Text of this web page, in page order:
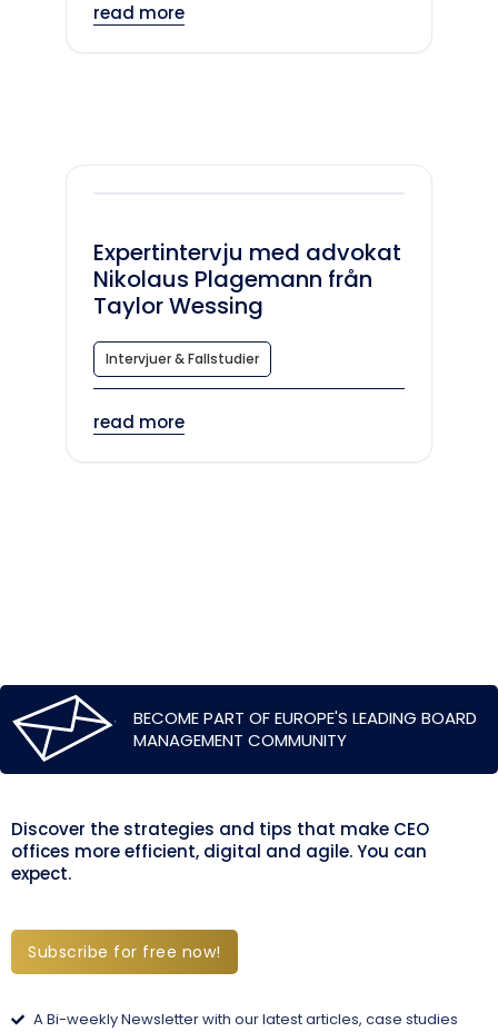
read more
Expertintervju med advokat
Nikolaus Plagemann från
Taylor Wessing
Intervjuer & Fallstudier
read more
BECOME PART OF EUROPE'S LEADING BOARD
MANAGEMENT COMMUNITY
Discover the strategies and tips that make CEO
offices more efficient, digital and agile. You can
expect.
Subscribe for free now!
A Bi-weekly Newsletter with our latest articles, case studies